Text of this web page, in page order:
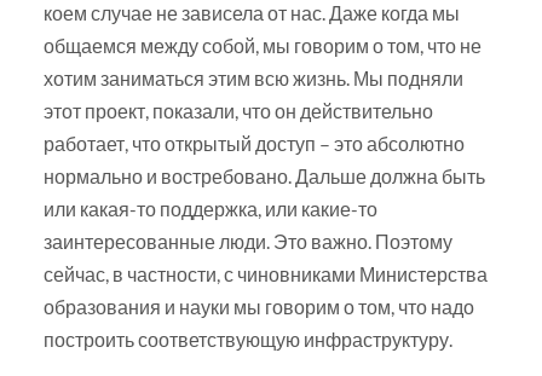
коем случае не зависела от нас. Даже когда мы
общаемся между собой, мы говорим о том, что не
хотим заниматься этим всю жизнь. Мы подняли
этот проект, показали, что он действительно
работает, что открытый доступ – это абсолютно
нормально и востребовано. Дальше должна быть
или какая-то поддержка, или какие-то
заинтересованные люди. Это важно. Поэтому
сейчас, в частности, с чиновниками Министерства
образования и науки мы говорим о том, что надо
построить соответствующую инфраструктуру.